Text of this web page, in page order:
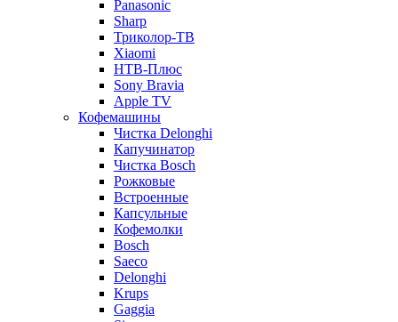
Panasonic
Sharp
Триколор-ТВ
Xiaomi
НТВ-Плюс
Sony Bravia
Apple TV
Кофемашины
Чистка Delonghi
Капучинатор
Чистка Bosch
Рожковые
Встроенные
Капсульные
Кофемолки
Bosch
Saeco
Delonghi
Krups
Gaggia